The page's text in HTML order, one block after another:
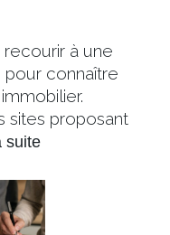
à une
pour connaître
sites proposant
suite